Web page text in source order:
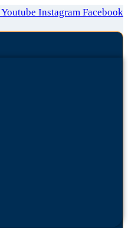
Youtube Instagram Facebook